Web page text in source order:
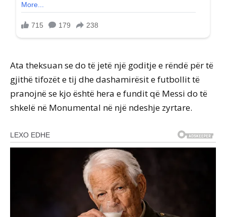
Ata theksuan se do të jetë një goditje e rëndë për të
gjithë tifozët e tij dhe dashamirësit e futbollit të
pranojnë se kjo është hera e fundit që Messi do të
shkelë në Monumental në një ndeshje zyrtare.